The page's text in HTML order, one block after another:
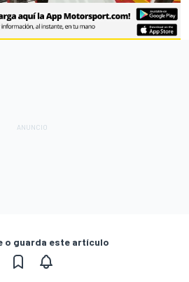
o guarda este artículo